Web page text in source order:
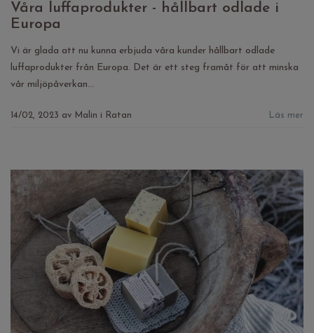
Våra luffaprodukter - hållbart odlade i
Europa
Vi är glada att nu kunna erbjuda våra kunder hållbart odlade
luffaprodukter från Europa. Det är ett steg framåt för att minska
vår miljöpåverkan...
14/02, 2023 av Malin i Ratan Läs mer